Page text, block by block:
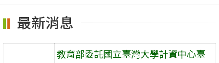
區
最新消息
教育部委託國立臺灣大學計資中心臺